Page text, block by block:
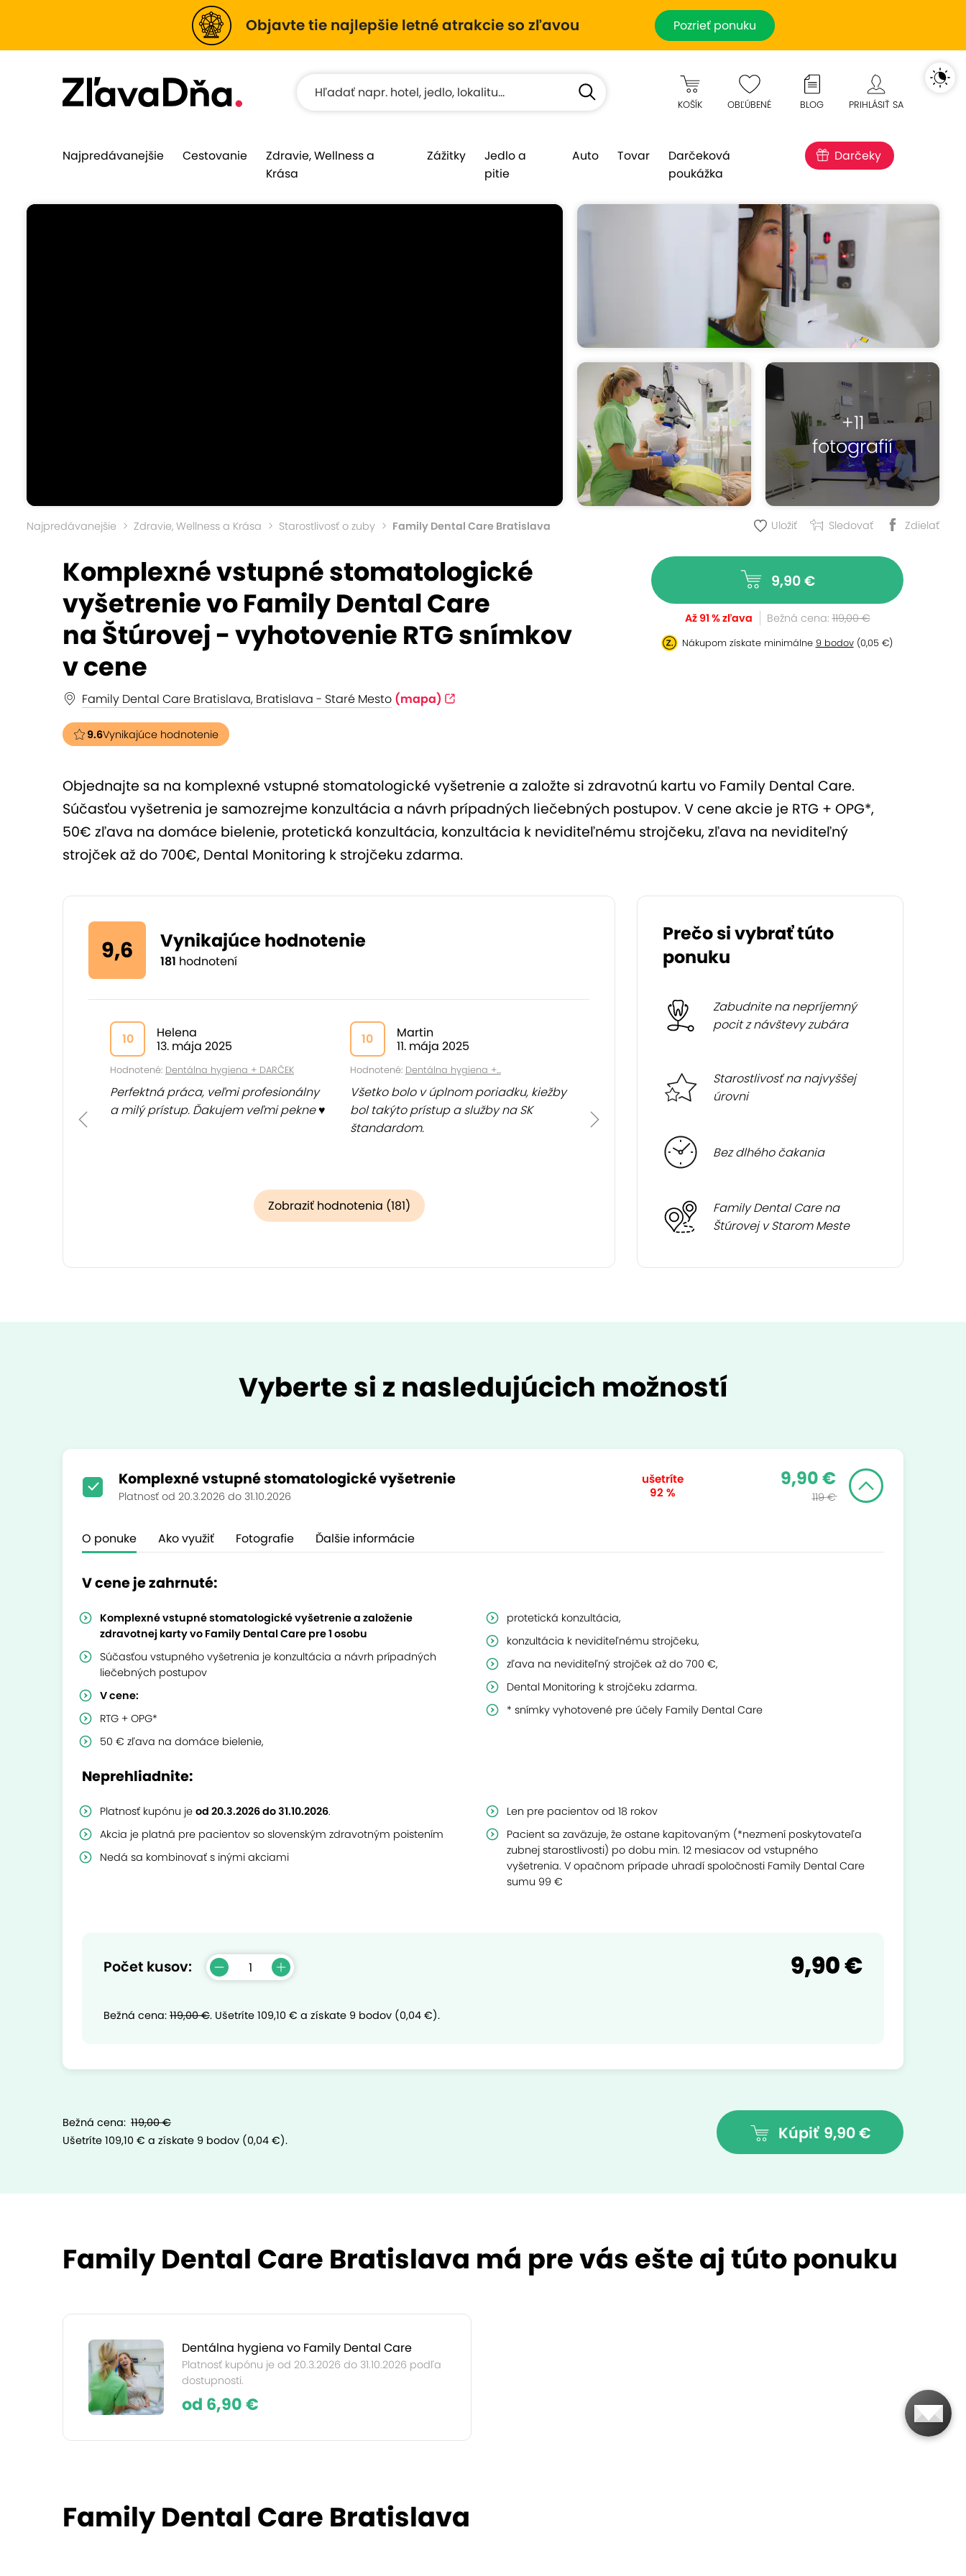
Objavte tie najlepšie letné atrakcie so zľavou Pozrieť ponuku
KOŠÍK OBĽÚBENÉ BLOG PRIHLÁSIŤ SA
Najpredávanejšie Cestovanie
Zdravie, Wellness a
Krása
Zážitky
Jedlo a
pitie
Auto Tovar
Darčeková
poukážka
Darčeky
+11
fotografií
Najpredávanejšie Zdravie, Wellness a Krása Starostlivosť o zuby Family Dental Care Bratislava Uložiť Sledovať Zdielať
Komplexné vstupné stomatologické
vyšetrenie vo Family Dental Care
na Štúrovej - vyhotovenie RTG snímkov
v cene
Family Dental Care Bratislava, Bratislava - Staré Mesto (mapa)
9.6Vynikajúce hodnotenie
9,90 €
Až 91 % zľava Bežná cena: 119,00 €
Nákupom získate minimálne 9 bodov(0,05 €)
Objednajte sa na komplexné vstupné stomatologické vyšetrenie a založte si zdravotnú kartu vo Family Dental Care.
Súčasťou vyšetrenia je samozrejme konzultácia a návrh prípadných liečebných postupov. V cene akcie je RTG + OPG*,
50€ zľava na domáce bielenie, protetická konzultácia, konzultácia k neviditeľnému strojčeku, zľava na neviditeľný
strojček až do 700€, Dental Monitoring k strojčeku zdarma.
9,6 Vynikajúce hodnotenie
181 hodnotení
10
Helena
13. mája 2025
Hodnotené: Dentálna hygiena + DARČEK
Perfektná práca, veľmi profesionálny
a milý prístup. Ďakujem veľmi pekne ♥
10
Martin
11. mája 2025
Hodnotené: Dentálna hygiena +...
Všetko bolo v úplnom poriadku, kiežby
bol takýto prístup a služby na SK
štandardom.
Zobraziť hodnotenia (181)
Prečo si vybrať túto
ponuku
Zabudnite na nepríjemný
pocit z návštevy zubára
Starostlivosť na najvyššej
úrovni
Bez dlhého čakania
Family Dental Care na
Štúrovej v Starom Meste
Vyberte si z nasledujúcich možností
Komplexné vstupné stomatologické vyšetrenie
Platnosť od 20.3.2026 do 31.10.2026
ušetríte
92 %
9,90 €
119 €
O ponuke Ako využiť Fotografie Ďalšie informácie
V cene je zahrnuté:
Komplexné vstupné stomatologické vyšetrenie a založenie
zdravotnej karty vo Family Dental Care pre 1 osobu
Súčasťou vstupného vyšetrenia je konzultácia a návrh prípadných
liečebných postupov
V cene:
RTG + OPG*
50 € zľava na domáce bielenie,
protetická konzultácia,
konzultácia k neviditeľnému strojčeku,
zľava na neviditeľný strojček až do 700 €,
Dental Monitoring k strojčeku zdarma.
* snímky vyhotovené pre účely Family Dental Care
Neprehliadnite:
Platnosť kupónu je od 20.3.2026 do 31.10.2026.
Akcia je platná pre pacientov so slovenským zdravotným poistením
Nedá sa kombinovať s inými akciami
Len pre pacientov od 18 rokov
Pacient sa zaväzuje, že ostane kapitovaným (*nezmení poskytovateľa
zubnej starostlivosti) po dobu min. 12 mesiacov od vstupného
vyšetrenia. V opačnom prípade uhradí spoločnosti Family Dental Care
sumu 99 €
Počet kusov: 9,90 €
Bežná cena: 119,00 €. Ušetríte 109,10 € a získate 9 bodov (0,04 €).
Kúpiť 9,90 €
Bežná cena: 119,00 €
Ušetríte 109,10 € a získate 9 bodov (0,04 €).
Family Dental Care Bratislava má pre vás ešte aj túto ponuku
Dentálna hygiena vo Family Dental Care
Platnosť kupónu je od 20.3.2026 do 31.10.2026 podľa
dostupnosti.
od 6,90 €
Family Dental Care Bratislava